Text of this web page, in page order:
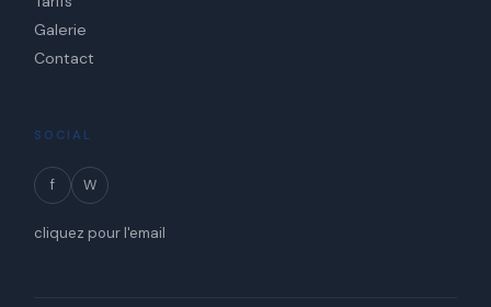
Galerie
Contact
SOCIAL
f W
cliquez pour l'email